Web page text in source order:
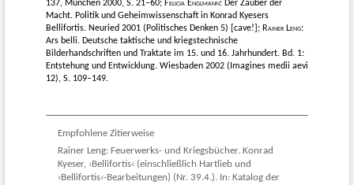
137, München 2000, S. 21–60; Felicia Englmann: Der Zauber der
Macht. Politik und Geheimwissenschaft in Konrad Kyesers
Bellifortis. Neuried 2001 (Politisches Denken 5) [cave!]; Rainer Leng:
Ars belli. Deutsche taktische und kriegstechnische
Bilderhandschriften und Traktate im 15. und 16. Jahrhundert. Bd. 1:
Entstehung und Entwicklung. Wiesbaden 2002 (Imagines medii aevi
12), S. 109–149.
Empfohlene Zitierweise
Rainer Leng: Feuerwerks- und Kriegsbücher. Konrad
Kyeser, ›Bellifortis‹ (einschließlich Hartlieb und
›Bellifortis‹-Bearbeitungen) (Nr. 39.4.). In: Katalog der